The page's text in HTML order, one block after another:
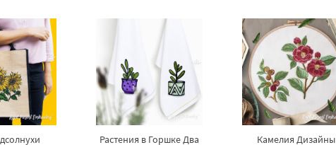
Растения в Горшке Два
Камелия Дизайны